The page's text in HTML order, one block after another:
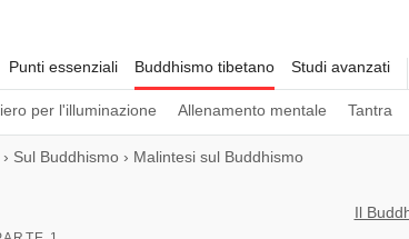
Punti essenziali Buddhismo tibetano
per l'illuminazione Allenamento mentale Tantra
Studi avanzati
› Sul Buddhismo › Malintesi sul Buddhismo
Il